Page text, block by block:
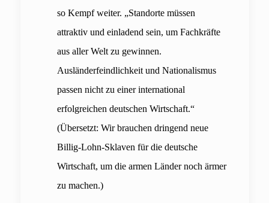
so Kempf weiter. „Standorte müssen
attraktiv und einladend sein, um Fachkräfte
aus aller Welt zu gewinnen.
Ausländerfeindlichkeit und Nationalismus
passen nicht zu einer international
erfolgreichen deutschen Wirtschaft.“
(Übersetzt: Wir brauchen dringend neue
Billig-Lohn-Sklaven für die deutsche
Wirtschaft, um die armen Länder noch ärmer
zu machen.)